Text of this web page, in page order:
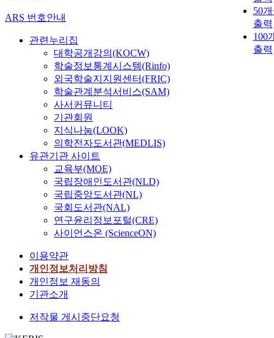
50
출력
100
출력
ARS 번호안내
관련누리집
대학공개강의(KOCW)
학술정보통계시스템(Rinfo)
외국학술지지원센터(FRIC)
학술관계분석서비스(SAM)
사서커뮤니티
기관회원
지식나눔(LOOK)
의학전자도서관(MEDLIS)
유관기관 사이트
교육부(MOE)
국립장애인도서관(NLD)
국립중앙도서관(NL)
국회도서관(NAL)
연구윤리정보포털(CRE)
사이언스온 (ScienceON)
이용약관
개인정보처리방침
개인정보 재동의
기관소개
저작물 게시중단요청